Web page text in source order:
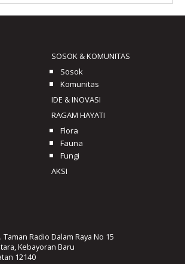
SOSOK & KOMUNITAS
Sosok
Komunitas
IDE & INOVASI
RAGAM HAYATI
Flora
Fauna
Fungi
AKSI
Taman Radio Dalam Raya No 15
Kebayoran Baru
12140